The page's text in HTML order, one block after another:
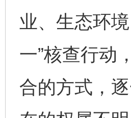
业、生态环
一”核查行动
合的方式，